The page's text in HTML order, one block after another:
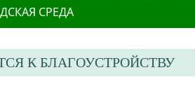
СРЕДА
К БЛАГОУСТРОЙСТВУ